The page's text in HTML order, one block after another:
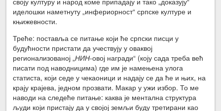
иделошки наметнуту „инфериорност“ српске културе и
књижевности.
Треће: поставља се питање који ће српски писци у
будућности пристати да учествују у оваквој
регионализованој „НИН-овој награди“ (коју сада треба већ
писати под наводницима) где им је намењена улога
статиста, који седе у чекаоници и надају се да ће и њих, на
крају крајева, једном прозвати. Макар у ужи избор. То ме
наводи на следеће питање: каква је ментална структура
људи који пристају да у својој земљи буду третирани као